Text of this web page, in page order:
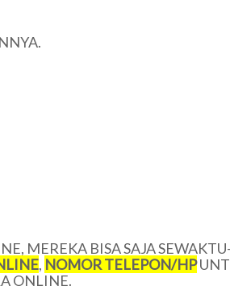
MEREKA BISA SAJA
, NOMOR TELEPON/HP
ONLINE.